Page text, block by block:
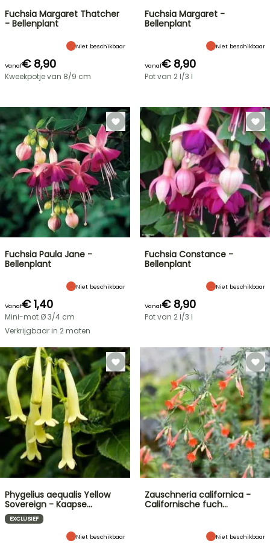
Fuchsia Margaret Thatcher
- Bellenplant
Niet beschikbaar
Vanaf€ 8,90
Kweekpotje van 8/9 cm
Fuchsia Margaret -
Bellenplant
Niet beschikbaar
Vanaf€ 8,90
Pot van 2 l/3 l
Fuchsia Paula Jane -
Bellenplant
Niet beschikbaar
Vanaf€ 1,40
Mini-mot Ø 3/4 cm
Verkrijgbaar in 2 maten
Fuchsia Constance -
Bellenplant
Niet beschikbaar
Vanaf€ 8,90
Pot van 2 l/3 l
Phygelius aequalis Yellow
Sovereign - Kaapse…
EXCLUSIEF
Niet beschikbaar
Zauschneria californica -
Californische fuch…
Niet beschikbaar